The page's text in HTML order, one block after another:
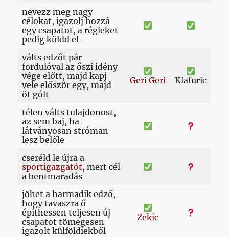
nevezz meg nagy
célokat, igazolj hozzá
egy csapatot, a régieket
pedig küldd el
válts edzőt pár
fordulóval az őszi idény
vége előtt, majd kapj
vele először egy, majd
öt gólt
Geri Geri Klafuric
télen válts tulajdonost,
az sem baj, ha
látványosan stróman
lesz belőle
cseréld le újra a
sportigazgatót, mert cél
a bentmaradás
jöhet a harmadik edző,
hogy tavaszra ő
építhessen teljesen új
csapatot tömegesen
igazolt külföldiekből
Zekic